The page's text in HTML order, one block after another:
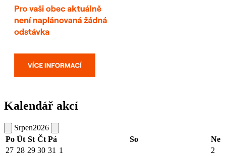
Kalendář akcí
Srpen2026
Po Út St Čt Pá So
Ne
27 28 29 30 31 1 2